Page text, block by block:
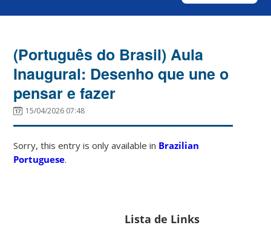
(Português do Brasil) Aula
Inaugural: Desenho que une o
pensar e fazer
15/04/2026 07:48
Sorry, this entry is only available in Brazilian
Portuguese.
Lista de Links